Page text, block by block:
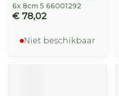
6x 8cm 5 66001292
€ 78,02
Niet beschikbaar